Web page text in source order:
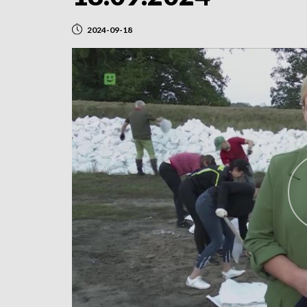
2024-09-18